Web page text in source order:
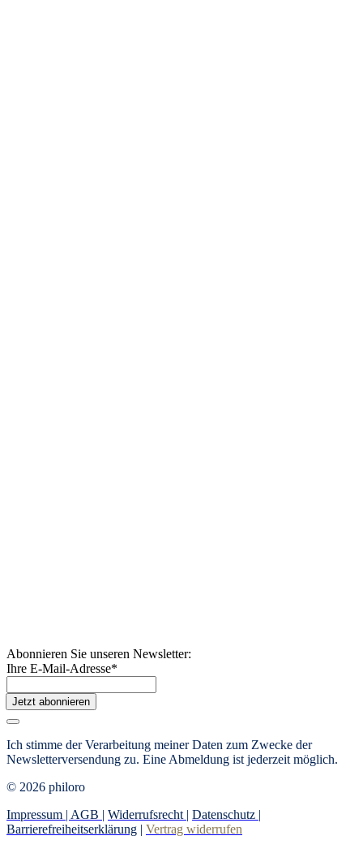
Abonnieren Sie unseren Newsletter:
Ihre E-Mail-Adresse*
Jetzt abonnieren
Ich stimme der Verarbeitung meiner Daten zum Zwecke der
Newsletterversendung zu. Eine Abmeldung ist jederzeit möglich.
© 2026 philoro
Impressum | AGB | Widerrufsrecht | Datenschutz |
Barrierefreiheitserklärung | Vertrag widerrufen